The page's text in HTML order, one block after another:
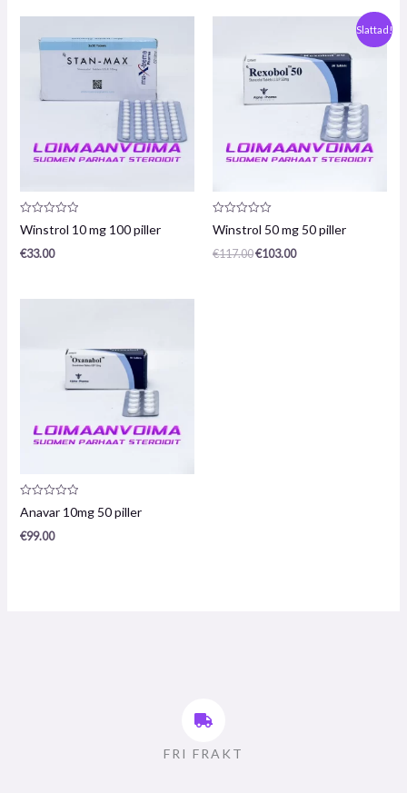
Produktrecension:
0
5
Winstrol 10 mg 100 piller
€33.00
Slattad!
Produktrecension:
0
5
Winstrol 50 mg 50 piller
€117.00
var:
117,00
€.
€103.00
är:
103,00
Produktrecension:
0
5
Anavar 10mg 50 piller
€99.00
FRI FRAKT